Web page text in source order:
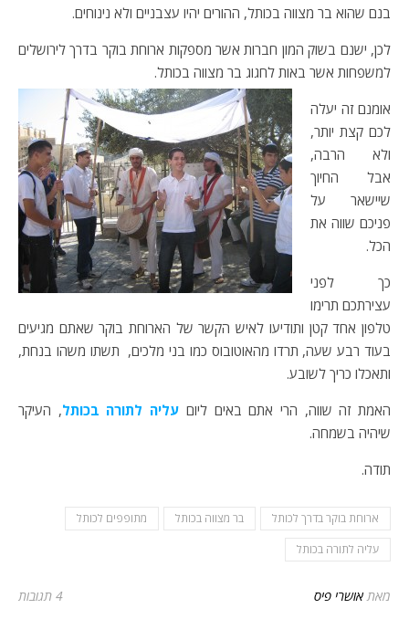
בנם שהוא בר מצווה בכותל, ההורים יהיו עצבניים ולא נינוחים.
לכן, ישנם בשוק המון חברות אשר מספקות ארוחת בוקר בדרך לירושלים
למשפחות אשר באות לחגוג בר מצווה בכותל.
אומנם זה יעלה
לכם קצת יותר,
ולא הרבה,
אבל החיוך
שיישאר על
פניכם שווה את
הכל.
כך לפני
עצירתכם תרימו
טלפון אחד קטן ותודיעו לאיש הקשר של הארוחת בוקר שאתם מגיעים
בעוד רבע שעה, תרדו מהאוטובוס כמו בני מלכים, תשתו משהו בנחת,
ותאכלו כריך לשובע.
האמת זה שווה, הרי אתם באים ליום עליה לתורה בכותל, העיקר
שיהיה בשמחה.
תודה.
ארוחת בוקר בדרך לכותל בר מצווה בכותל
מתופפים לכותל
עליה לתורה בכותל
מאתאושרי פיס 4 תגובות